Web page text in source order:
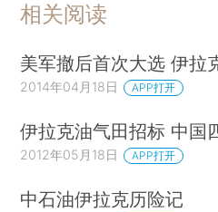
相关阅读
美军撤后首次大选 伊拉
2014年04月18日 APP打开
伊拉克油气田招标 中国
2012年05月18日 APP打开
中石油伊拉克历险记